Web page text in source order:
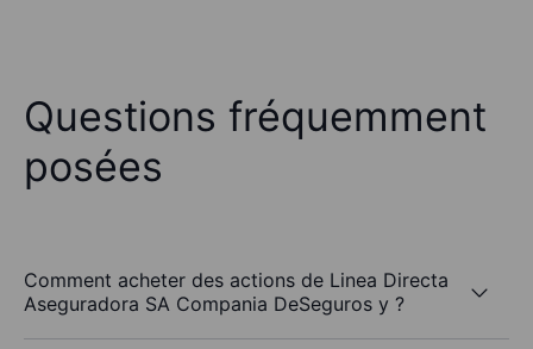
Questions fréquemment
posées
Comment acheter des actions de Linea Directa
Aseguradora SA Compania DeSeguros y ?